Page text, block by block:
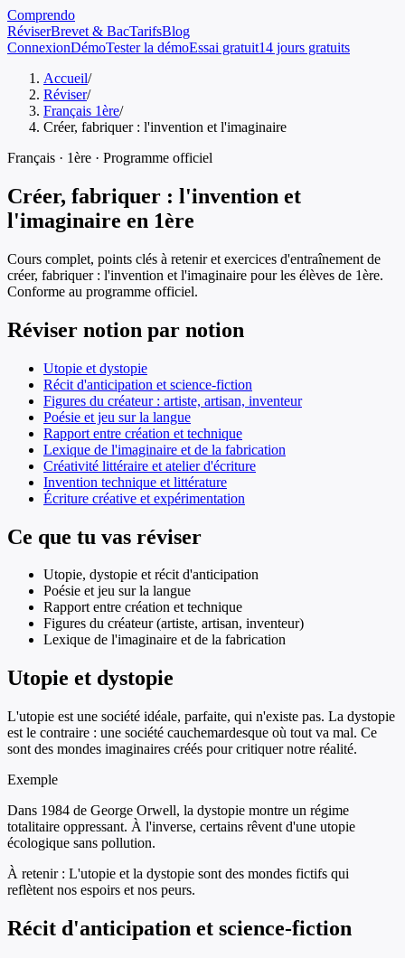
Comprendo
RéviserBrevet & BacTarifsBlog
ConnexionDémoTester la démoEssai gratuit14 jours gratuits
Accueil/
Réviser/
Français 1ère/
Créer, fabriquer : l'invention et l'imaginaire
Français · 1ère · Programme officiel
Créer, fabriquer : l'invention et
l'imaginaire en 1ère
Cours complet, points clés à retenir et exercices d'entraînement de
créer, fabriquer : l'invention et l'imaginaire pour les élèves de 1ère.
Conforme au programme officiel.
Réviser notion par notion
Utopie et dystopie
Récit d'anticipation et science-fiction
Figures du créateur : artiste, artisan, inventeur
Poésie et jeu sur la langue
Rapport entre création et technique
Lexique de l'imaginaire et de la fabrication
Créativité littéraire et atelier d'écriture
Invention technique et littérature
Écriture créative et expérimentation
Ce que tu vas réviser
Utopie, dystopie et récit d'anticipation
Poésie et jeu sur la langue
Rapport entre création et technique
Figures du créateur (artiste, artisan, inventeur)
Lexique de l'imaginaire et de la fabrication
Utopie et dystopie
L'utopie est une société idéale, parfaite, qui n'existe pas. La dystopie
est le contraire : une société cauchemardesque où tout va mal. Ce
sont des mondes imaginaires créés pour critiquer notre réalité.
Exemple
Dans 1984 de George Orwell, la dystopie montre un régime
totalitaire oppressant. À l'inverse, certains rêvent d'une utopie
écologique sans pollution.
À retenir : L'utopie et la dystopie sont des mondes fictifs qui
reflètent nos espoirs et nos peurs.
Récit d'anticipation et science-fiction